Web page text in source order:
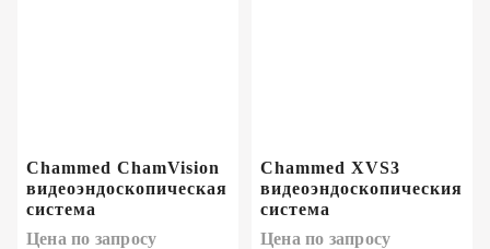
Chammed ChamVision
видеоэндоскопическая
система
Цена по запросу
Chammed XVS3
видеоэндоскопическия
система
Цена по запросу